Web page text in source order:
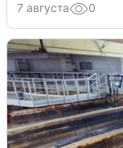
7 августа 0